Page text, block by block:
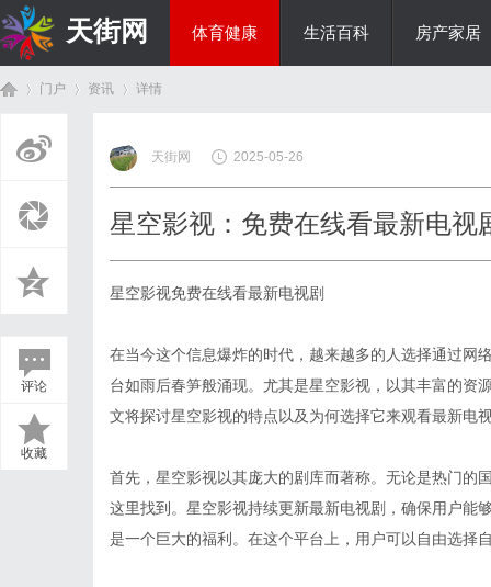
天街网 体育健康 生活百科 房产家居
门户 资讯
›
详情
评论
收藏
天街网 2025-05-26
星空影视：免费在线看最新电视
星空影视免费在线看最新电视剧
在当今这个信息爆炸的时代，越来越多的人选择通过网
台如雨后春笋般涌现。尤其是星空影视，以其丰富的资
文将探讨星空影视的特点以及为何选择它来观看最新电
首先，星空影视以其庞大的剧库而著称。无论是热门的
这里找到。星空影视持续更新最新电视剧，确保用户能
是一个巨大的福利。在这个平台上，用户可以自由选择